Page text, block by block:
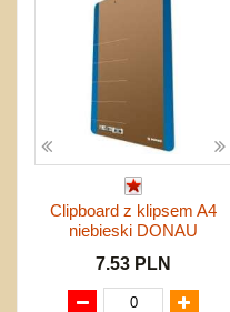
Clipboard z klipsem A4
niebieski DONAU
7.53 PLN